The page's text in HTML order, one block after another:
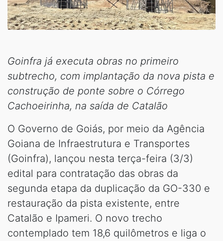
Goinfra já executa obras no primeiro
subtrecho, com implantação da nova pista e
construção de ponte sobre o Córrego
Cachoeirinha, na saída de Catalão
O Governo de Goiás, por meio da Agência
Goiana de Infraestrutura e Transportes
(Goinfra), lançou nesta terça-feira (3/3)
edital para contratação das obras da
segunda etapa da duplicação da GO-330 e
restauração da pista existente, entre
Catalão e Ipameri. O novo trecho
contemplado tem 18,6 quilômetros e liga o